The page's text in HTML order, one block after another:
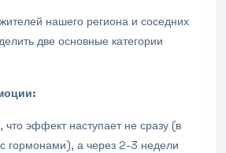
нашего региона и соседних
две основные категории
эффект наступает не сразу (в
гормонами), а через 2-3 недели